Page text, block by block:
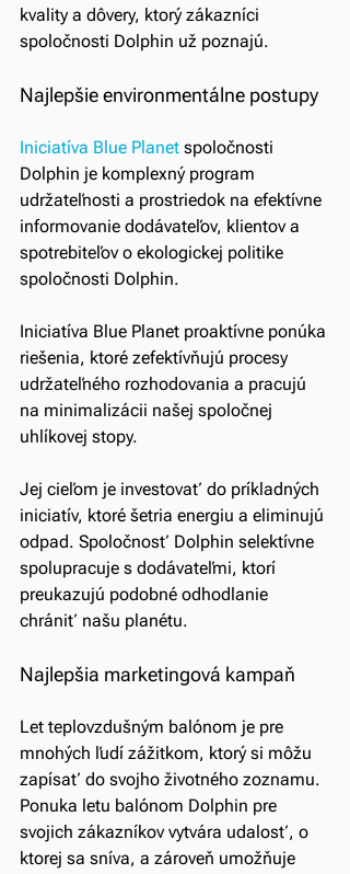
kvality a dôvery, ktorý zákazníci
spoločnosti Dolphin už poznajú.
Najlepšie environmentálne postupy
Iniciatíva Blue Planet spoločnosti
Dolphin je komplexný program
udržateľnosti a prostriedok na efektívne
informovanie dodávateľov, klientov a
spotrebiteľov o ekologickej politike
spoločnosti Dolphin.
Iniciatíva Blue Planet proaktívne ponúka
riešenia, ktoré zefektívňujú procesy
udržateľného rozhodovania a pracujú
na minimalizácii našej spoločnej
uhlíkovej stopy.
Jej cieľom je investovať do príkladných
iniciatív, ktoré šetria energiu a eliminujú
odpad. Spoločnosť Dolphin selektívne
spolupracuje s dodávateľmi, ktorí
preukazujú podobné odhodlanie
chrániť našu planétu.
Najlepšia marketingová kampaň
Let teplovzdušným balónom je pre
mnohých ľudí zážitkom, ktorý si môžu
zapísať do svojho životného zoznamu.
Ponuka letu balónom Dolphin pre
svojich zákazníkov vytvára udalosť, o
ktorej sa sníva, a zároveň umožňuje